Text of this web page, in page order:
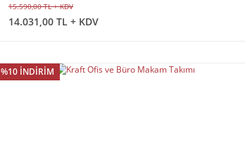
15.590,00 TL + KDV
14.031,00 TL + KDV
%10 İNDİRİM